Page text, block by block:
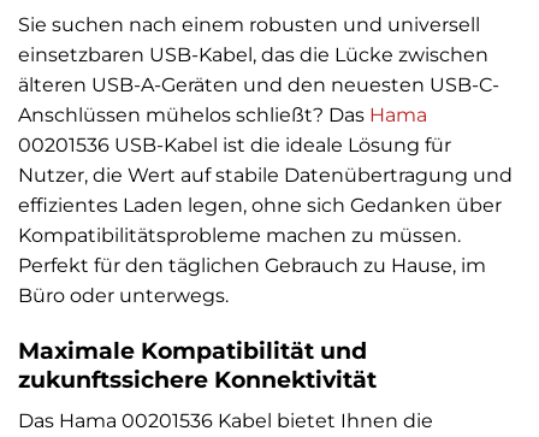
Sie suchen nach einem robusten und universell
einsetzbaren USB-Kabel, das die Lücke zwischen
älteren USB-A-Geräten und den neuesten USB-C-
Anschlüssen mühelos schließt? Das Hama
00201536 USB-Kabel ist die ideale Lösung für
Nutzer, die Wert auf stabile Datenübertragung und
effizientes Laden legen, ohne sich Gedanken über
Kompatibilitätsprobleme machen zu müssen.
Perfekt für den täglichen Gebrauch zu Hause, im
Büro oder unterwegs.
Maximale Kompatibilität und
zukunftssichere Konnektivität
Das Hama 00201536 Kabel bietet Ihnen die